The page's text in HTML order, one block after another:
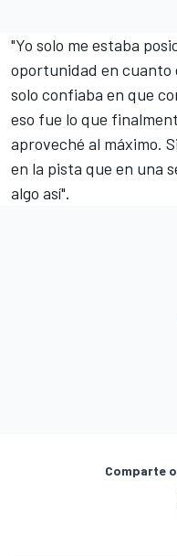
"Yo solo me estaba
oportunidad en cuanto
solo confiaba en que
eso fue lo que
aproveché al máximo.
en la pista que en una
algo así".
Comparte